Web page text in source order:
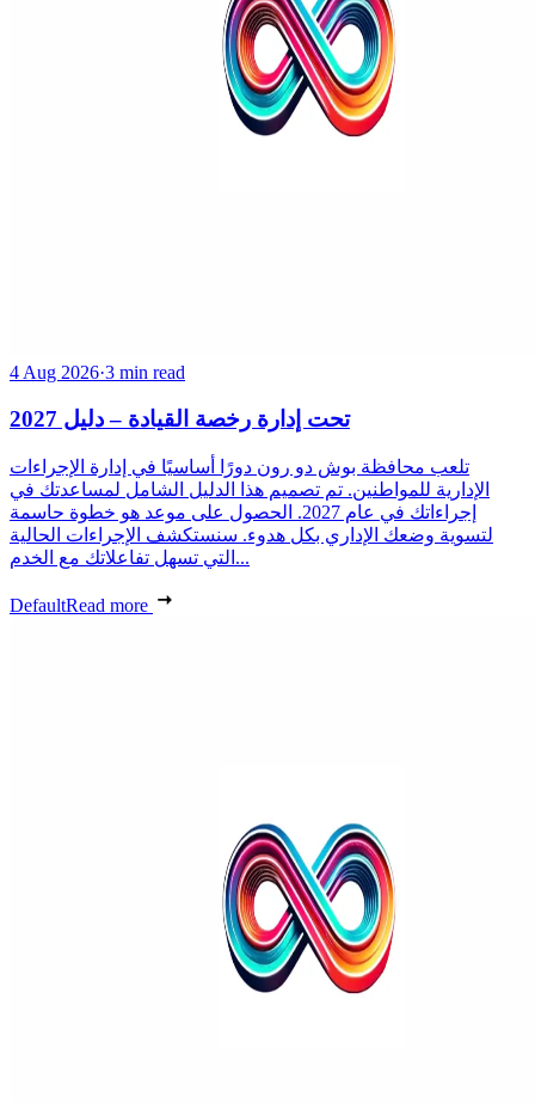
4 Aug 2026·3 min read
تحت إدارة رخصة القيادة – دليل 2027
تلعب محافظة بوش دو رون دورًا أساسيًا في إدارة الإجراءات
الإدارية للمواطنين. تم تصميم هذا الدليل الشامل لمساعدتك في
إجراءاتك في عام 2027. الحصول على موعد هو خطوة حاسمة
لتسوية وضعك الإداري بكل هدوء. سنستكشف الإجراءات الحالية
التي تسهل تفاعلاتك مع الخدم...
DefaultRead more